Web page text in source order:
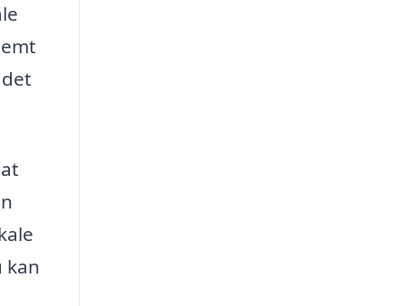
kan